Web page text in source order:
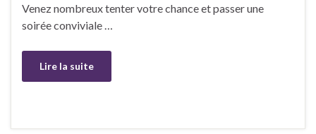
Venez nombreux tenter votre chance et passer une
soirée conviviale …
Lire la suite